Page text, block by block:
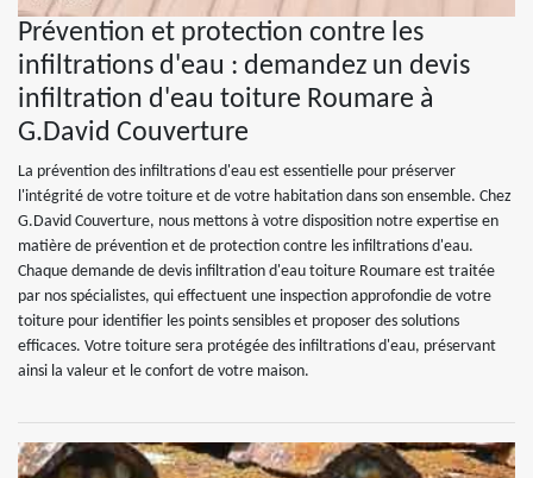
Prévention et protection contre les
infiltrations d'eau : demandez un devis
infiltration d'eau toiture Roumare à
G.David Couverture
La prévention des infiltrations d'eau est essentielle pour préserver
l'intégrité de votre toiture et de votre habitation dans son ensemble. Chez
G.David Couverture, nous mettons à votre disposition notre expertise en
matière de prévention et de protection contre les infiltrations d'eau.
Chaque demande de devis infiltration d'eau toiture Roumare est traitée
par nos spécialistes, qui effectuent une inspection approfondie de votre
toiture pour identifier les points sensibles et proposer des solutions
efficaces. Votre toiture sera protégée des infiltrations d'eau, préservant
ainsi la valeur et le confort de votre maison.